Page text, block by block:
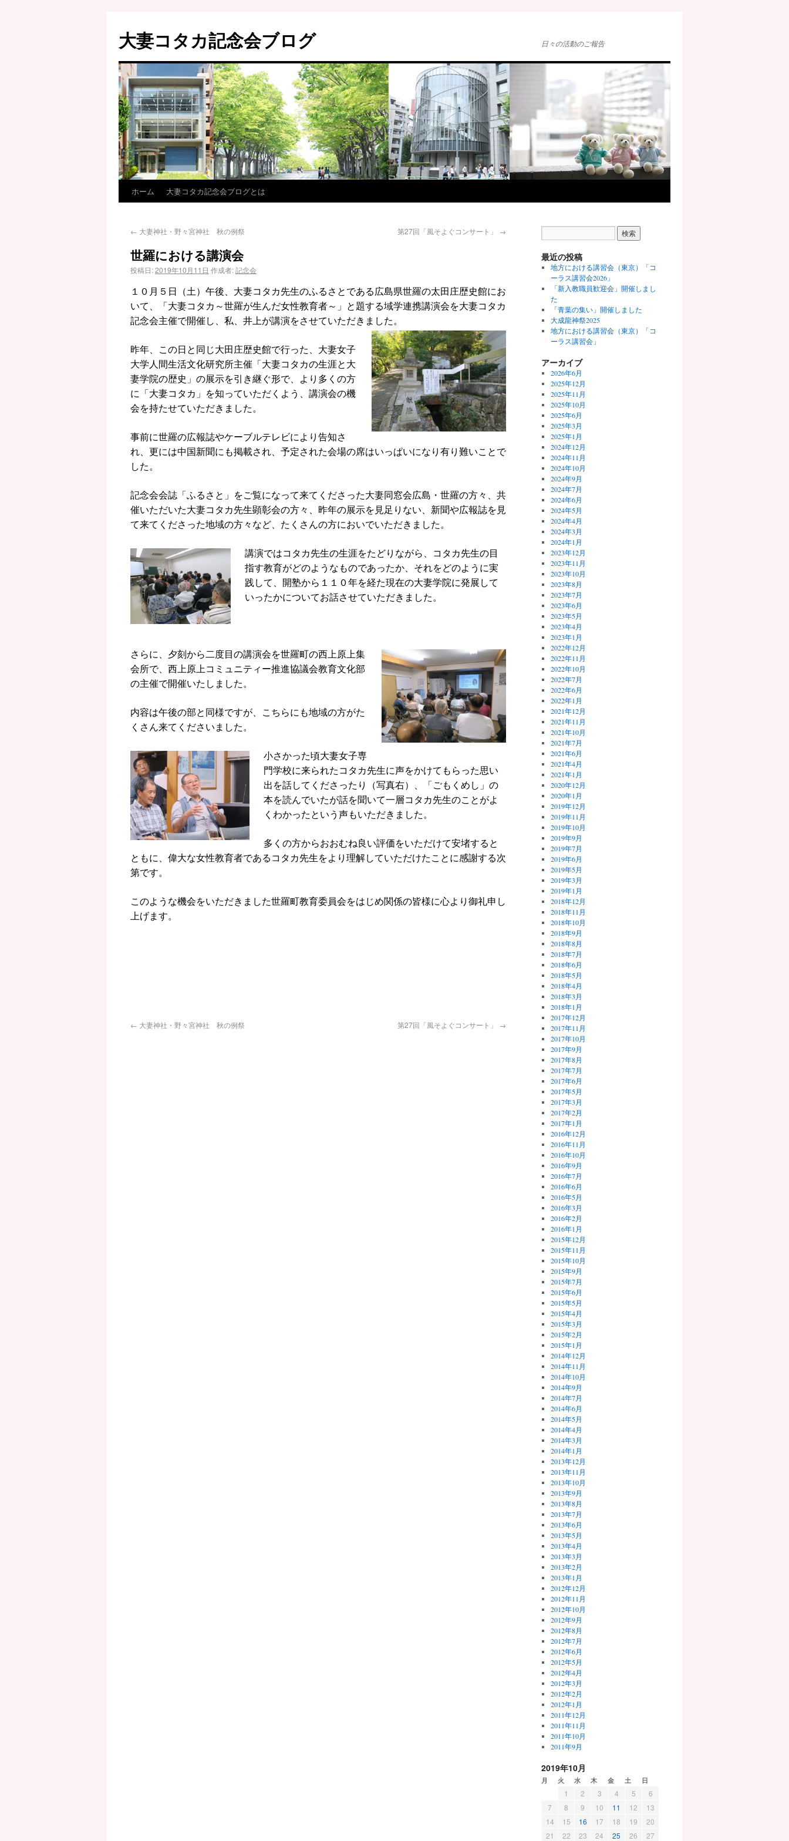
大妻コタカ記念会ブログ 日々の活動のご報告
ホーム 大妻コタカ記念会ブログとは
← 大妻神社・野々宮神社 秋の例祭 第27回「風そよぐコンサート」 →
世羅における講演会
投稿日:2019年10月11日 作成者:記念会
１０月５日（土）午後、大妻コタカ先生のふるさとである広島県世羅の太田庄歴史館にお
いて、「大妻コタカ～世羅が生んだ女性教育者～」と題する域学連携講演会を大妻コタカ
記念会主催で開催し、私、井上が講演をさせていただきました。
昨年、この日と同じ大田庄歴史館で行った、大妻女子
大学人間生活文化研究所主催「大妻コタカの生涯と大
妻学院の歴史」の展示を引き継ぐ形で、より多くの方
に「大妻コタカ」を知っていただくよう、講演会の機
会を持たせていただきました。
事前に世羅の広報誌やケーブルテレビにより告知さ
れ、更には中国新聞にも掲載され、予定された会場の席はいっぱいになり有り難いことで
した。
記念会会誌「ふるさと」をご覧になって来てくださった大妻同窓会広島・世羅の方々、共
催いただいた大妻コタカ先生顕彰会の方々、昨年の展示を見足りない、新聞や広報誌を見
て来てくださった地域の方々など、たくさんの方においでいただきました。
講演ではコタカ先生の生涯をたどりながら、コタカ先生の目
指す教育がどのようなものであったか、それをどのように実
践して、開塾から１１０年を経た現在の大妻学院に発展して
いったかについてお話させていただきました。
さ らに、夕刻から二度目の講演会を世羅町の西上原上集
会所で、西上原上コミュニティー推進協議会教育文化部
の主催で開催いたしました。
内容は午後の部と同様ですが、こちらにも地域の方がた
くさん来てくださいました。
小さかった頃大妻女子専
門学校に来られたコタカ先生に声をかけてもらった思い
出を話してくださったり（写真右）、「ごもくめし」の
本を読んでいたが話を聞いて一層コタカ先生のことがよ
くわかったという声もいただきました。
多くの方からおおむね良い評価をいただけて安堵すると
ともに、偉大な女性教育者であるコタカ先生をより理解していただけたことに感謝する次
第です。
このような機会をいただきました世羅町教育委員会をはじめ関係の皆様に心より御礼申し
上げます。
← 大妻神社・野々宮神社 秋の例祭 第27回「風そよぐコンサート」 →
最近の投稿
地方における講習会（東京）「コ
ーラス講習会2026」
「新入教職員歓迎会」開催しまし
た
「青葉の集い」開催しました
大成龍神祭2025
地方における講習会（東京）「コ
ーラス講習会」
アーカイブ
2026年6月
2025年12月
2025年11月
2025年10月
2025年6月
2025年3月
2025年1月
2024年12月
2024年11月
2024年10月
2024年9月
2024年7月
2024年6月
2024年5月
2024年4月
2024年3月
2024年1月
2023年12月
2023年11月
2023年10月
2023年8月
2023年7月
2023年6月
2023年5月
2023年4月
2023年1月
2022年12月
2022年11月
2022年10月
2022年7月
2022年6月
2022年1月
2021年12月
2021年11月
2021年10月
2021年7月
2021年6月
2021年4月
2021年1月
2020年12月
2020年1月
2019年12月
2019年11月
2019年10月
2019年9月
2019年7月
2019年6月
2019年5月
2019年3月
2019年1月
2018年12月
2018年11月
2018年10月
2018年9月
2018年8月
2018年7月
2018年6月
2018年5月
2018年4月
2018年3月
2018年1月
2017年12月
2017年11月
2017年10月
2017年9月
2017年8月
2017年7月
2017年6月
2017年5月
2017年3月
2017年2月
2017年1月
2016年12月
2016年11月
2016年10月
2016年9月
2016年7月
2016年6月
2016年5月
2016年3月
2016年2月
2016年1月
2015年12月
2015年11月
2015年10月
2015年9月
2015年7月
2015年6月
2015年5月
2015年4月
2015年3月
2015年2月
2015年1月
2014年12月
2014年11月
2014年10月
2014年9月
2014年7月
2014年6月
2014年5月
2014年4月
2014年3月
2014年1月
2013年12月
2013年11月
2013年10月
2013年9月
2013年8月
2013年7月
2013年6月
2013年5月
2013年4月
2013年3月
2013年2月
2013年1月
2012年12月
2012年11月
2012年10月
2012年9月
2012年8月
2012年7月
2012年6月
2012年5月
2012年4月
2012年3月
2012年2月
2012年1月
2011年12月
2011年11月
2011年10月
2011年9月
2019年10月
月 火 水 木 金 土 日
1 2 3 4 5
6
7
8 9 10 11 12
13
14
15 16 17 18 19
20
21
22 23 24 25 26 27